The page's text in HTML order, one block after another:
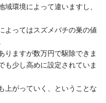
環境によって違いますし、
よってはスズメバチの巣の値
りますが数万円で駆除できま
も少し高めに設定されていま
上がっていく、ということな